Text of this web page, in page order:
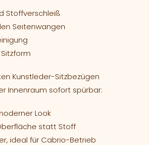
Stoffverschleiß
Seitenwangen
Kunstleder-Sitzbezügen
Innenraum sofort spürbar:
Look
statt Stoff
ideal für Cabrio-Betrieb